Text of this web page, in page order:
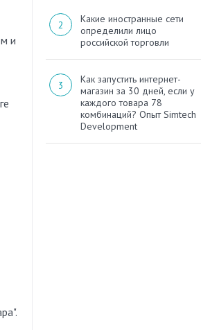
и
Какие иностранные сети
определили лицо
российской торговли
Как запустить интернет-
магазин за 30 дней, если у
каждого товара 78
комбинаций? Опыт Simtech
Development